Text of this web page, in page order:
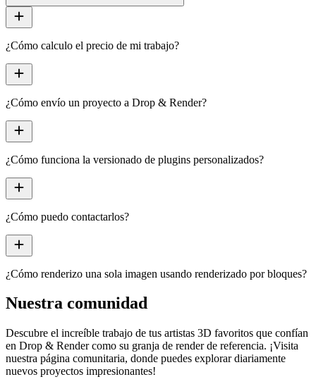
add
¿Cómo calculo el precio de mi trabajo?
add
¿Cómo envío un proyecto a Drop & Render?
add
¿Cómo funciona la versionado de plugins personalizados?
add
¿Cómo puedo contactarlos?
add
¿Cómo renderizo una sola imagen usando renderizado por bloques?
Nuestra comunidad
Descubre el increíble trabajo de tus artistas 3D favoritos que confían
en Drop & Render como su granja de render de referencia. ¡Visita
nuestra página comunitaria, donde puedes explorar diariamente
nuevos proyectos impresionantes!